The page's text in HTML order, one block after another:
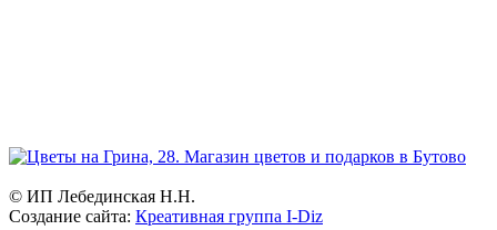
© ИП Лебединская Н.Н.
Создание сайта: Креативная группа I-Diz